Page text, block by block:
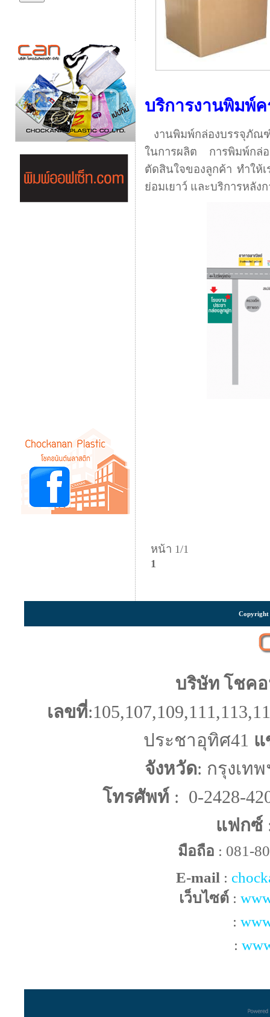
บริการงานพิมพ์
งานพิมพ์กล่องบรรจุภัณฑ์
ในการผลิต การพิมพ์กล่
ตัดสินใจของลูกค้า ทำให้
ย่อมเยาว์ และบริการหลัง
หน้า 1/1
1
Copyright
บริษัท โชค
เลขที่
ประชาอุทิศ41 แ
จังหวัด: กรุงเท
โทรศัพท์ : 0-2428-
แฟกซ์
มือถือ : 081-
E-mail :
เว็บไซต์ :
:
: